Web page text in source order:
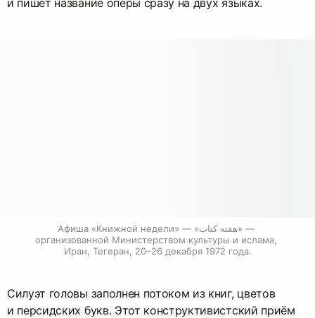
Афиша «Книжной недели» — «هفته كتاب» —
организованной Министерством культуры и ислама,
Иран, Тегеран, 20–26 декабря 1972 года.
Силуэт головы заполнен потоком из книг, цветов
и персидских букв. Этот конструктивистский приём